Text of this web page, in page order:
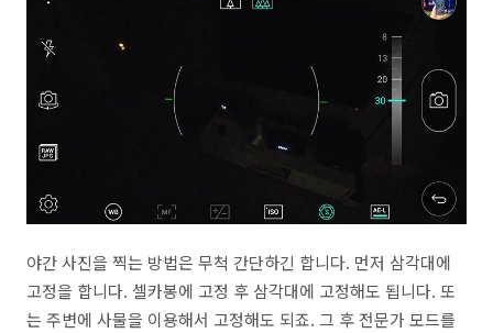
야간 사진을 찍는 방법은 무척 간단하긴 합니다. 먼저 삼각대에
고정을 합니다. 셀카봉에 고정 후 삼각대에 고정해도 됩니다. 또
는 주변에 사물을 이용해서 고정해도 되죠. 그 후 전문가 모드를